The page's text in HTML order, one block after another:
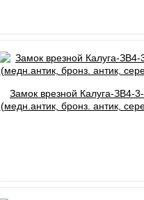
Замок врезной Калуга-ЗВ4-
(медн.антик, бронз. антик,